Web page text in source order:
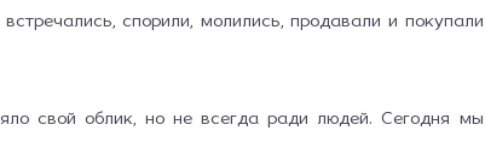
спорили, молились, продавали и покупали
свой облик, но не всегда ради людей. Сегодня мы